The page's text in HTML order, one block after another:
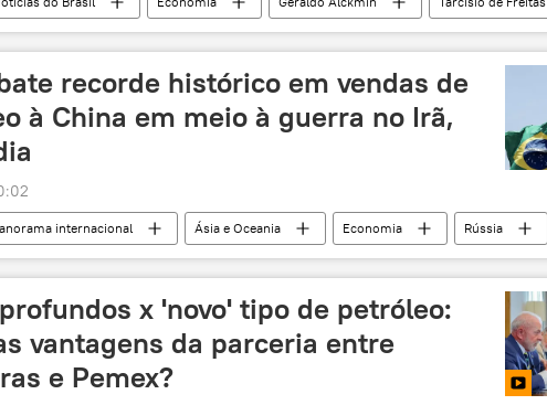
São Paulo Brasil América Latina
União
recorde histórico em vendas de
à China em meio à guerra no Irã,
internacional Ásia e Oceania Economia
Rússia
China Brasil
Petrobras
x 'novo' tipo de petróleo:
vantagens da parceria entre
e Pemex?